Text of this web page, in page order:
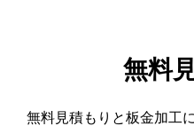
無料
無料見積もりと板金加工